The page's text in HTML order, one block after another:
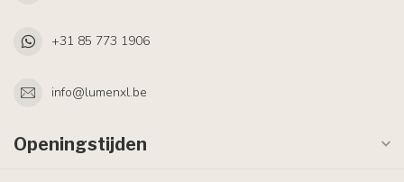
+31 85 773 1906
info@lumenxl.be
Openingstijden